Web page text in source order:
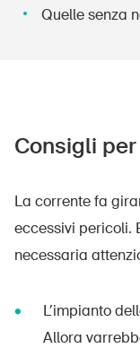
Quelle senza
Consigli per
La corrente fa
eccessivi pericoli.
necessaria
L’impianto
Allora